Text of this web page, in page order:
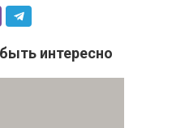
интересно